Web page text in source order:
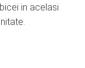
in acelasi